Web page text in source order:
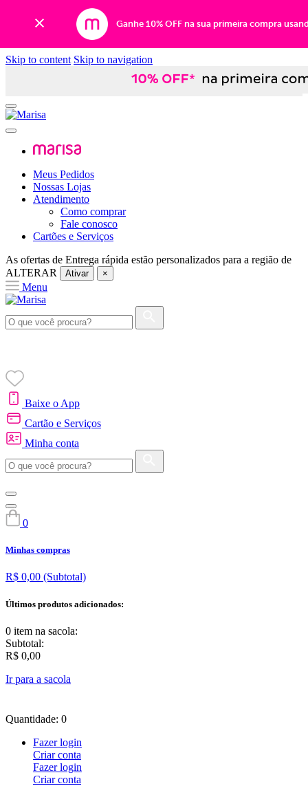
Ganhe 10% OFF na sua primeira compra
Skip to content Skip to navigation
Meus Pedidos
Nossas Lojas
Atendimento
Como comprar
Fale conosco
Cartões e Serviços
As ofertas de Entrega rápida estão personalizados para a região de
ALTERAR
Ativar ×
Menu
Baixe o App
Cartão e Serviços
Minha conta
0
Minhas compras
R$ 0,00 (Subtotal)
Últimos produtos adicionados:
0 item na sacola:
Subtotal:
R$ 0,00
Ir para a sacola
Quantidade: 0
Fazer login
Criar conta
Fazer login
Criar conta